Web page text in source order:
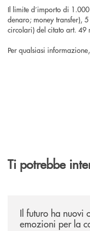
Il limite d’importo di
denaro; money transfer),
circolari) del citato art. 49
Per qualsiasi
Ti potrebbe
Il futuro ha nuovi
emozioni per la